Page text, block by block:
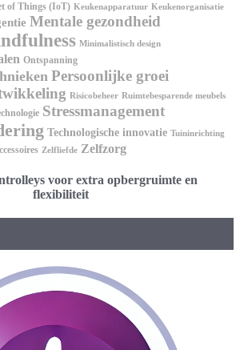
of Things (IoT) Keukenapparatuur Keukenorganisatie
Mentale gezondheid
Minimalistisch design
Ontspanning
Persoonlijke groei
Risicobeheer Ruimtebesparende meubels
Stressmanagement
Technologische innovatie Tuininrichting
Zelfliefde Zelfzorg
voor extra opbergruimte en
flexibiliteit